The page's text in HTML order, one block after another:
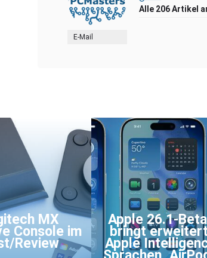
E-Mail
Alle 206 Artikel
MX
Console im
Review
Apple 26.1-
bringt
Apple